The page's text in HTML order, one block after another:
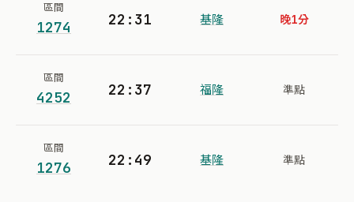
區間
1274 22:31 基隆 晚1分
區間
4252 22:37 福隆 準點
區間
1276 22:49 基隆 準點